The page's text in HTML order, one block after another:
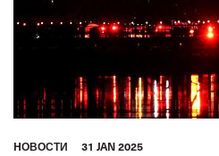
HОВОСТИ 31 JAN 2025